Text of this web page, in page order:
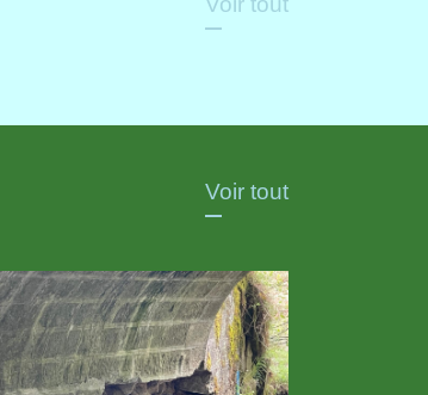
Voir tout